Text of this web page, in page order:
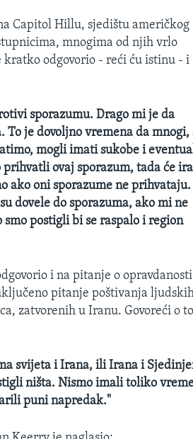
Capitol Hillu, sjedištu američkog
mnogima od njih vrlo
odgovorio - reći ću istinu - i
sporazumu. Drago mi je da
To je dovoljno vremena da mnogi,
mogli imati sukobe i
ovaj sporazum, tada će
ako oni sporazume ne
dovele do sporazuma, ako mi ne
postigli bi se raspalo i region
i na pitanje o opravdanosti
pitanje poštivanja
zatvorenih u Iranu. Govoreći o
svijeta i Irana, ili Irana i
ništa. Nismo imali toliko
puni napredak."